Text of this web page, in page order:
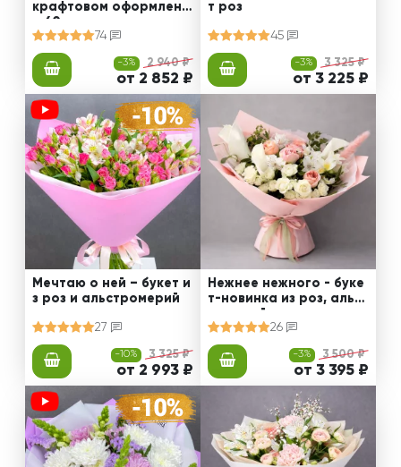
крафтовом оформлени
и 60 см
74
-3% 2 940 ₽
от 2 852 ₽
т роз
45
-3% 3 325 ₽
от 3 225 ₽
Мечтаю о ней – букет и
з роз и альстромерий
27
-10% 3 325 ₽
от 2 993 ₽
Нежнее нежного - буке
т-новинка из роз, альст
ромерий и калл
26
-3% 3 500 ₽
от 3 395 ₽